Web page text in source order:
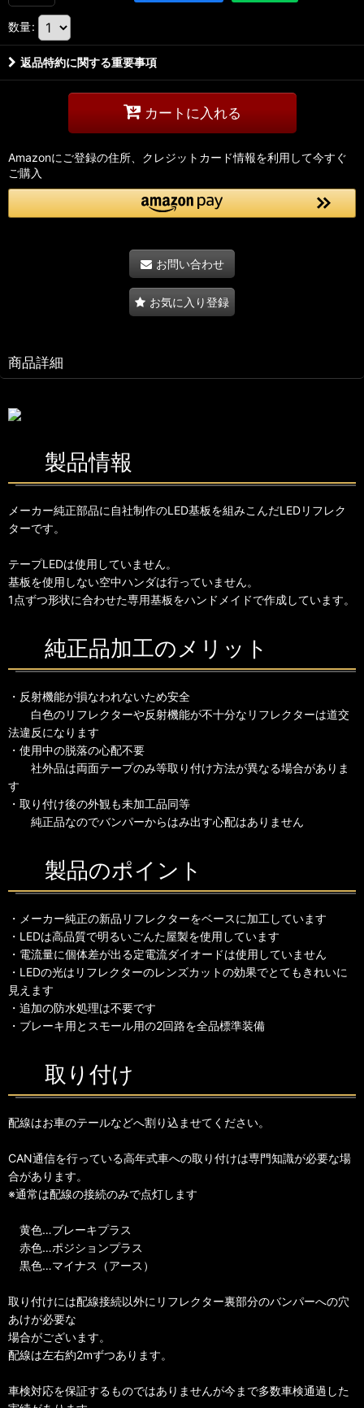
数量:
返品特約に関する重要事項
カートに入れる
Amazonにご登録の住所、クレジットカード情報を利用して今すぐ
ご購入
お問い合わせ
お気に入り登録
商品詳細
製品情報
メーカー純正部品に自社制作のLED基板を組みこんだLEDリフレク
ターです。
テープLEDは使用していません。
基板を使用しない空中ハンダは行っていません。
1点ずつ形状に合わせた専用基板をハンドメイドで作成しています。
純正品加工のメリット
・反射機能が損なわれないため安全
白色のリフレクターや反射機能が不十分なリフレクターは道交
法違反になります
・使用中の脱落の心配不要
社外品は両面テープのみ等取り付け方法が異なる場合がありま
す
・取り付け後の外観も未加工品同等
純正品なのでバンパーからはみ出す心配はありません
製品のポイント
・メーカー純正の新品リフレクターをベースに加工しています
・LEDは高品質で明るいごんた屋製を使用しています
・電流量に個体差が出る定電流ダイオードは使用していません
・LEDの光はリフレクターのレンズカットの効果でとてもきれいに
見えます
・追加の防水処理は不要です
・ブレーキ用とスモール用の2回路を全品標準装備
取り付け
配線はお車のテールなどへ割り込ませてください。
CAN通信を行っている高年式車への取り付けは専門知識が必要な場
合があります。
※通常は配線の接続のみで点灯します
黄色…ブレーキプラス
赤色…ポジションプラス
黒色…マイナス（アース）
取り付けには配線接続以外にリフレクター裏部分のバンパーへの穴
あけが必要な
場合がございます。
配線は左右約2mずつあります。
車検対応を保証するものではありませんが今まで多数車検通過した